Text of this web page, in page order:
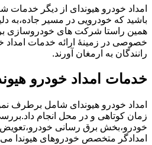
امداد خودرو هیوندای از دیگر
باشید که خودرویی در مسیر جاده،به
همین راستا شرکت های خودروسازی
خصوصی در زمینۀ ارائه خدمات امداد
رانندگان به ارمغان آورند.
خدمات امداد خودرو
امداد خودرو هیوندای شامل برطرف
زمان کوتاهی و در محل انجام
خودرو،بخش برق رسانی خودرو،تعویض
امدادگر متخصص خودروهای هیوندا می